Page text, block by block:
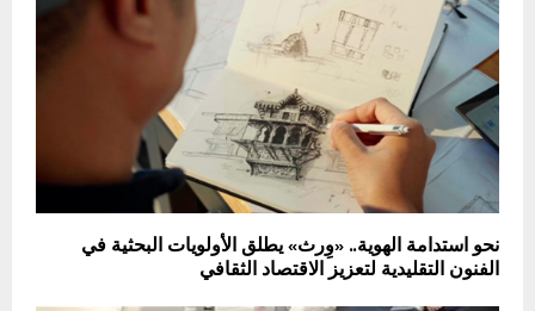
نحو استدامة الهوية.. «وِرث» يطلق الأولويات البحثية في
الفنون التقليدية لتعزيز الاقتصاد الثقافي